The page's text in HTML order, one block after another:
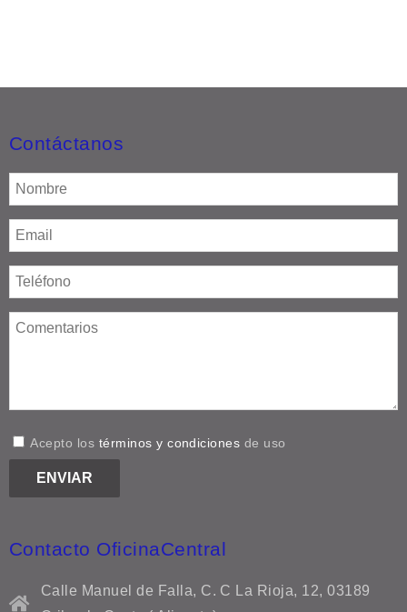
Contáctanos
Acepto los términos y condiciones de uso
Contacto OficinaCentral
Calle Manuel de Falla, C. C La Rioja, 12, 03189